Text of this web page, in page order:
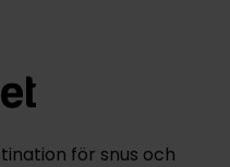
för snus och